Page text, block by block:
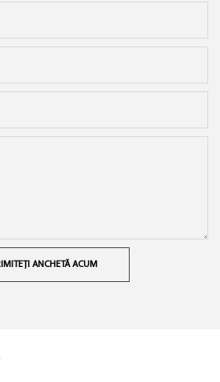
ANCHETĂ ACUM